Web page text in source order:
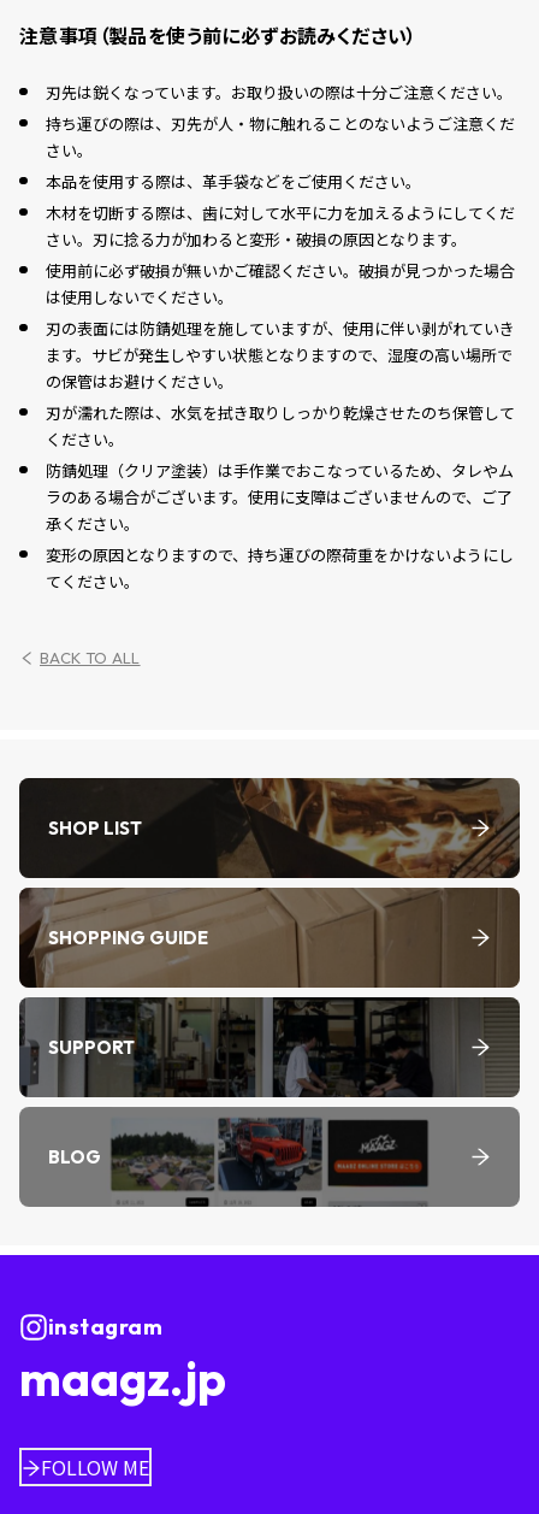
注意事項（製品を使う前に必ずお読みください）
刃先は鋭くなっています。お取り扱いの際は十分ご注意ください。
持ち運びの際は、刃先が人・物に触れることのないようご注意くだ
さい。
本品を使用する際は、革手袋などをご使用ください。
木材を切断する際は、歯に対して水平に力を加えるようにしてくだ
さい。刃に捻る力が加わると変形・破損の原因となります。
使用前に必ず破損が無いかご確認ください。破損が見つかった場合
は使用しないでください。
刃の表面には防錆処理を施していますが、使用に伴い剥がれていき
ます。サビが発生しやすい状態となりますので、湿度の高い場所で
の保管はお避けください。
刃が濡れた際は、水気を拭き取りしっかり乾燥させたのち保管して
ください。
防錆処理（クリア塗装）は手作業でおこなっているため、タレやム
ラのある場合がございます。使用に支障はございませんので、ご了
承ください。
変形の原因となりますので、持ち運びの際荷重をかけないようにし
てください。
BACK TO ALL
SHOP LIST
SHOPPING GUIDE
SUPPORT
BLOG
instagram
maagz.jp
FOLLOW ME